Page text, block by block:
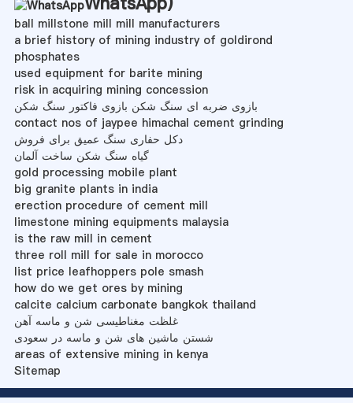
ball millstone mill mill manufacturers
a brief history of mining industry of goldirond
phosphates
used equipment for barite mining
risk in acquiring mining concession
بازوی ضربه ای سنگ شکن بازوی فاکتور سنگ شکن
contact nos of jaypee himachal cement grinding
دکل حفاری سنگ عمیق برای فروش
گیاه سنگ شکن ساخت آلمان
gold processing mobile plant
big granite plants in india
erection procedure of cement mill
limestone mining equipments malaysia
is the raw mill in cement
three roll mill for sale in morocco
list price leafhoppers pole smash
how do we get ores by mining
calcite calcium carbonate bangkok thailand
غلظت مغناطیسی شن و ماسه آهن
شستن ماشین های شن و ماسه در سعودی
areas of extensive mining in kenya
Sitemap